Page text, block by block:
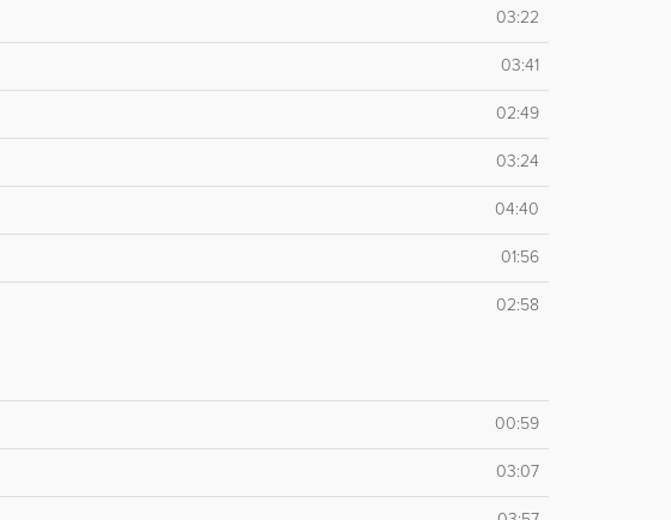
03:22
03:41
02:49
03:24
04:40
01:56
02:58
00:59
03:07